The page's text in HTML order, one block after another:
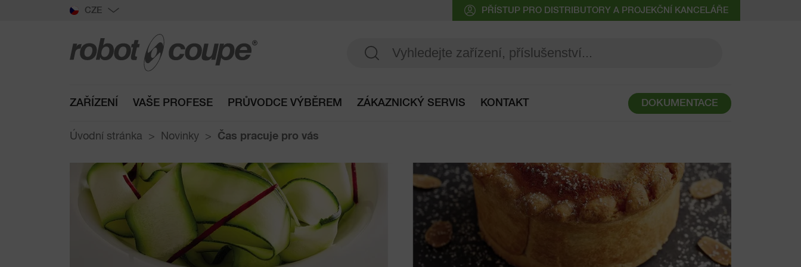
CZE PŘÍSTUP PRO DISTRIBUTORY A PROJEKČNÍ KANCELÁŘE
ZAŘÍZENÍ VAŠE PROFESE PRŮVODCE VÝBĚREM ZÁKAZNICKÝ SERVIS KONTAKT DOKUMENTACE
Úvodní stránka Novinky Čas pracuje pro vás
Přístup do průvodce výběrem